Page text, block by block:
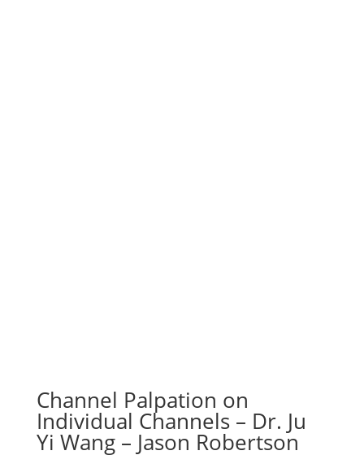
Channel Palpation on
Individual Channels – Dr. Ju
Yi Wang – Jason Robertson